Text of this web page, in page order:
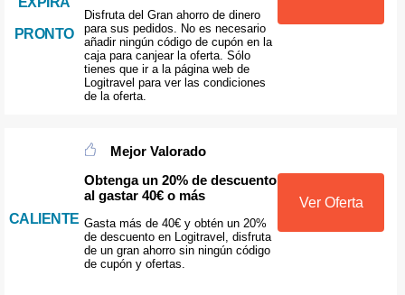
PRONTO
Disfruta del Gran ahorro de dinero
para sus pedidos. No es necesario
añadir ningún código de cupón en la
caja para canjear la oferta. Sólo
tienes que ir a la página web de
Logitravel para ver las condiciones
de la oferta.
CALIENTE
Mejor Valorado
Obtenga un 20% de descuento
al gastar 40€ o más
Gasta más de 40€ y obtén un 20%
de descuento en Logitravel, disfruta
de un gran ahorro sin ningún código
de cupón y ofertas.
Ver Oferta